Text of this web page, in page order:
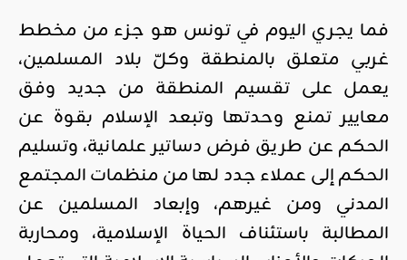
فما يجري اليوم في تونس هو جزء من مخطط
غربي متعلق بالمنطقة وكلّ بلاد المسلمين،
يعمل على تقسيم المنطقة من جديد وفق
معايير تمنع وحدتها وتبعد الإسلام بقوة عن
الحكم عن طريق فرض دساتير علمانية، وتسليم
الحكم إلى عملاء جدد لها من منظمات المجتمع
المدني ومن غيرهم، وإبعاد المسلمين عن
المطالبة باستئناف الحياة الإسلامية، ومحاربة